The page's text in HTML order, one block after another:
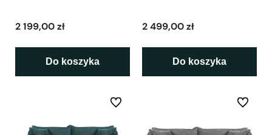
2 199,00 zł
Do koszyka
2 499,00 zł
Do koszyka
Do ulubionych Do